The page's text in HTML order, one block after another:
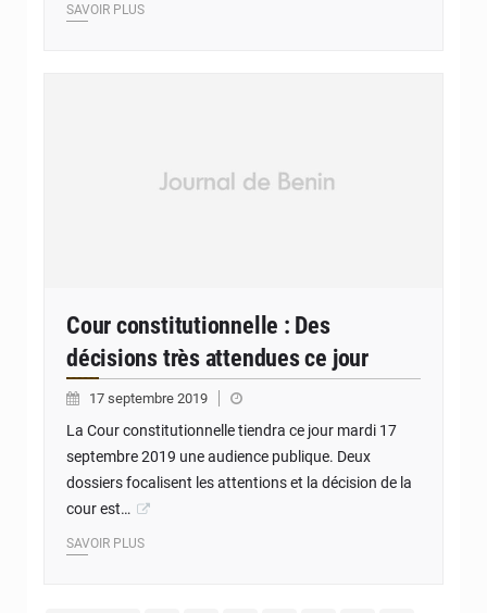
SAVOIR PLUS
Cour constitutionnelle : Des
décisions très attendues ce jour
17 septembre 2019
La Cour constitutionnelle tiendra ce jour mardi 17
septembre 2019 une audience publique. Deux
dossiers focalisent les attentions et la décision de la
cour est…
SAVOIR PLUS